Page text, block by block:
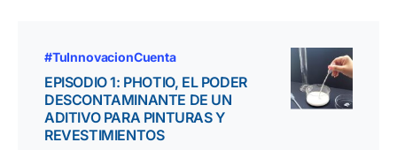
#TuInnovacionCuenta
EPISODIO 1: PHOTIO, EL PODER
DESCONTAMINANTE DE UN
ADITIVO PARA PINTURAS Y
REVESTIMIENTOS